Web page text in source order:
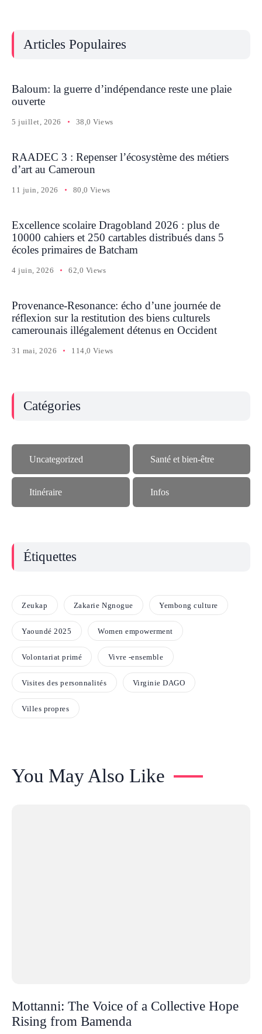
Articles Populaires
Baloum: la guerre d’indépendance reste une plaie
ouverte
5 juillet, 2026 38,0 Views
RAADEC 3 : Repenser l’écosystème des métiers
d’art au Cameroun
11 juin, 2026 80,0 Views
Excellence scolaire Dragobland 2026 : plus de
10000 cahiers et 250 cartables distribués dans 5
écoles primaires de Batcham
4 juin, 2026 62,0 Views
Provenance-Resonance: écho d’une journée de
réflexion sur la restitution des biens culturels
camerounais illégalement détenus en Occident
31 mai, 2026 114,0 Views
Catégories
Uncategorized Santé et bien-être
Itinéraire Infos
Étiquettes
Zeukap Zakarie Ngnogue Yembong culture
Yaoundé 2025 Women empowerment
Volontariat primé Vivre -ensemble
Visites des personnalités Virginie DAGO
Villes propres
You May Also Like
Mottanni: The Voice of a Collective Hope
Rising from Bamenda